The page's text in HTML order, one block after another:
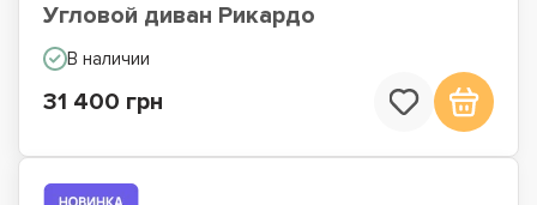
Угловой диван Рикардо
В наличии
31 400 грн